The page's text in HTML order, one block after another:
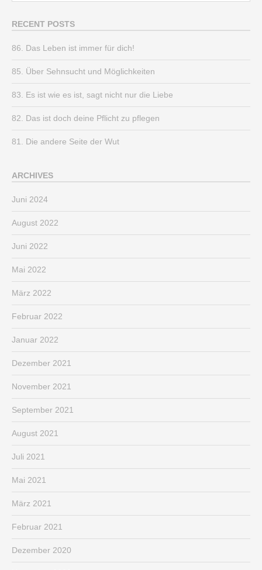
RECENT POSTS
86. Das Leben ist immer für dich!
85. Über Sehnsucht und Möglichkeiten
83. Es ist wie es ist, sagt nicht nur die Liebe
82. Das ist doch deine Pflicht zu pflegen
81. Die andere Seite der Wut
ARCHIVES
Juni 2024
August 2022
Juni 2022
Mai 2022
März 2022
Februar 2022
Januar 2022
Dezember 2021
November 2021
September 2021
August 2021
Juli 2021
Mai 2021
März 2021
Februar 2021
Dezember 2020